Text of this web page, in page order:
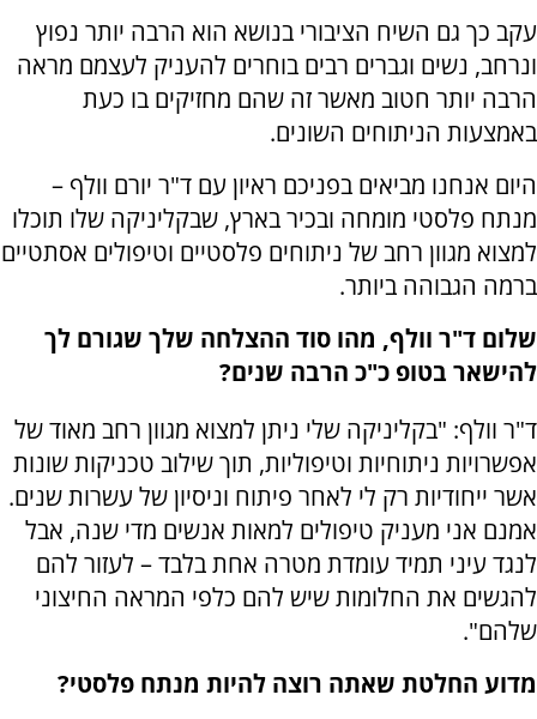
עקב כך גם השיח הציבורי בנושא הוא הרבה יותר נפוץ
ונרחב, נשים וגברים רבים בוחרים להעניק לעצמם מראה
הרבה יותר חטוב מאשר זה שהם מחזיקים בו כעת
באמצעות הניתוחים השונים.
היום אנחנו מביאים בפניכם ראיון עם ד"ר יורם וולף –
מנתח פלסטי מומחה ובכיר בארץ, שבקליניקה שלו תוכלו
למצוא מגוון רחב של ניתוחים פלסטיים וטיפולים אסתטיים
ברמה הגבוהה ביותר.
שלום ד"ר וולף, מהו סוד ההצלחה שלך שגורם לך
להישאר בטופ כ"כ הרבה שנים?
ד"ר וולף: "בקליניקה שלי ניתן למצוא מגוון רחב מאוד של
אפשרויות ניתוחיות וטיפוליות, תוך שילוב טכניקות שונות
אשר ייחודיות רק לי לאחר פיתוח וניסיון של עשרות שנים.
אמנם אני מעניק טיפולים למאות אנשים מדי שנה, אבל
לנגד עיני תמיד עומדת מטרה אחת בלבד – לעזור להם
להגשים את החלומות שיש להם כלפי המראה החיצוני
שלהם".
מדוע החלטת שאתה רוצה להיות מנתח פלסטי?